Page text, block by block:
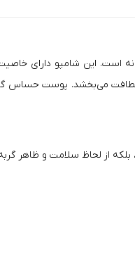
است. این شامپو دارای
لطافت می‌بخشد. پوست حساس
از لحاظ سلامت و ظاهر